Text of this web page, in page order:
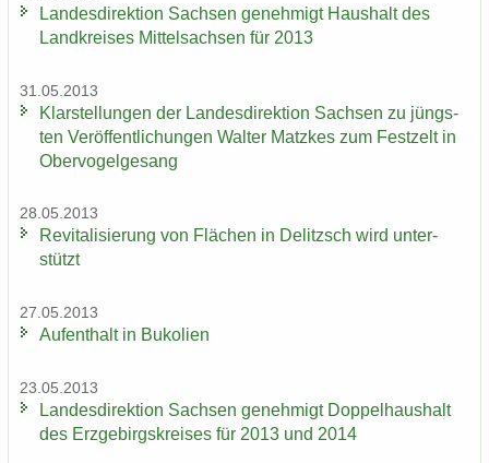
Lan­des­di­rek­ti­on Sach­sen ge­neh­migt Haus­halt des
Land­krei­ses Mit­tel­sach­sen für 2013
31.05.2013
Klar­stel­lun­gen der Lan­des­di­rek­ti­on Sach­sen zu jüngs­
ten Ver­öf­fent­li­chun­gen Wal­ter Matz­kes zum Fest­zelt in
Ober­vo­gel­ge­sang
28.05.2013
Re­vi­ta­li­sie­rung von Flä­chen in De­litzsch wird un­ter­
stützt
27.05.2013
Auf­ent­halt in Bu­ko­li­en
23.05.2013
Lan­des­di­rek­ti­on Sach­sen ge­neh­migt Dop­pel­haus­halt
des Erz­ge­birgs­krei­ses für 2013 und 2014